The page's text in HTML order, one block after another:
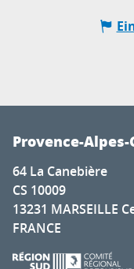
Provence-
64 La Canebière
CS 10009
13231 MARSEILLE
FRANCE